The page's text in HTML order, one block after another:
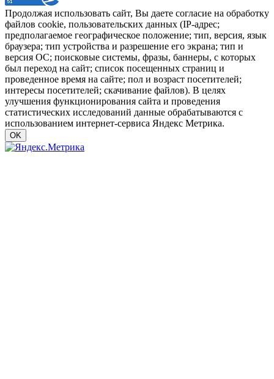
Продолжая использовать сайт, Вы даете согласие на обработку
файлов cookie, пользовательских данных (IP-адрес;
предполагаемое географическое положение; тип, версия, язык
браузера; тип устройства и разрешение его экрана; тип и
версия ОС; поисковые системы, фразы, баннеры, с которых
был переход на сайт; список посещенных страниц и
проведенное время на сайте; пол и возраст посетителей;
интересы посетителей; скачивание файлов). В целях
улучшения функционирования сайта и проведения
статистических исследований данные обрабатываются с
использованием интернет-сервиса Яндекс Метрика.
OK